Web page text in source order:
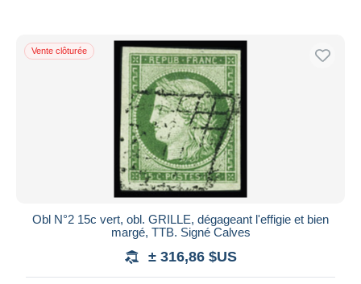
Vente clôturée
Obl N°2 15c vert, obl. GRILLE, dégageant l'effigie et bien
margé, TTB. Signé Calves
± 316,86 $US